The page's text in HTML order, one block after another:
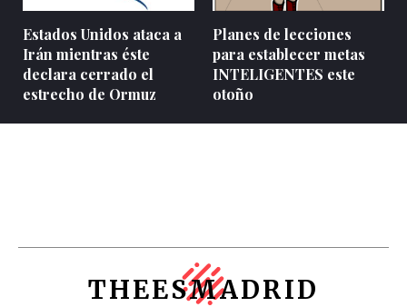
Estados Unidos ataca a
Irán mientras éste
declara cerrado el
estrecho de Ormuz
Planes de lecciones
para establecer metas
INTELIGENTES este
otoño
THEESMADRID